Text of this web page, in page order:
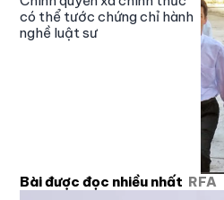
có thể tước chứng chỉ hành
nghề luật sư
Bài được đọc nhiều nhất RFA